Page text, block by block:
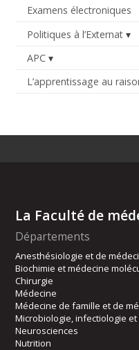
Examens électroniques
Politiques à l’Externat
APC
L’apprentissage au
La Faculté de
Départements
Anesthésiologie et de
Biochimie et médecine
Chirurgie
Médecine
Médecine de famille et de
Microbiologie, infectiologie
Neurosciences
Nutrition